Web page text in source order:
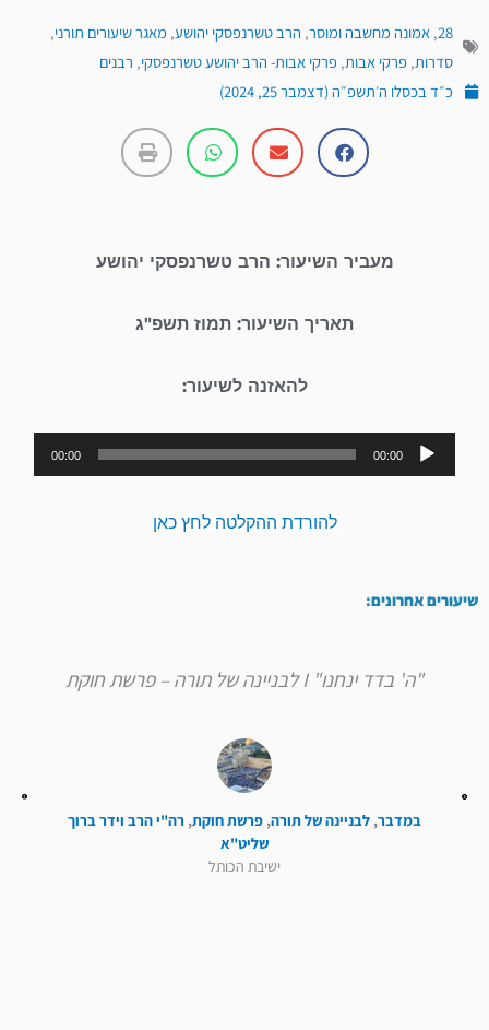
28
, אמונה מחשבה ומוסר, הרב טשרנפסקי יהושע, מאגר שיעורים תורני,
סדרות, פרקי אבות, פרקי אבות- הרב יהושע טשרנפסקי, רבנים
כ״ד בכסלו ה׳תשפ״ה (דצמבר 25, 2024)
מעביר השיעור: הרב טשרנפסקי יהושע
תאריך השיעור: תמוז תשפ"ג
להאזנה לשיעור:
נגן
אודיו
00:00
00:00
להורדת ההקלטה לחץ כאן
שיעורים אחרונים:
"ה' בדד ינחנו" I לבניינה של תורה – פרשת חוקת
במדבר, לבניינה של תורה, פרשת חוקת, רה"י הרב וידר ברוך
שליט"א
ישיבת הכותל